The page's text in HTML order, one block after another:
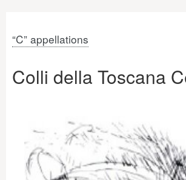
“C” appellations
Colli della Toscana